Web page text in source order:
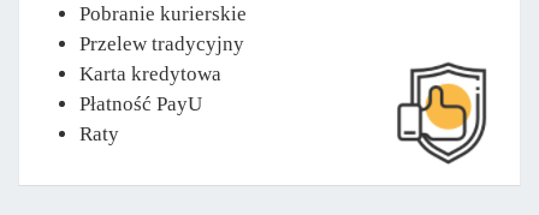
Pobranie kurierskie
Przelew tradycyjny
Karta kredytowa
Płatność PayU
Raty